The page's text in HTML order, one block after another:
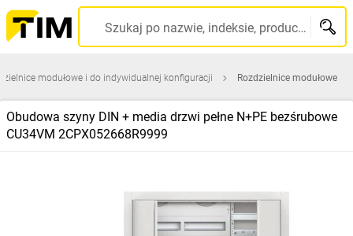
Szukaj po nazwie, indeksie, producencie, kodzie kreskowym...
modułowe i do indywidualnej konfiguracji Rozdzielnice modułowe
Obudowa szyny DIN + media drzwi pełne N+PE bezśrubowe
CU34VM 2CPX052668R9999